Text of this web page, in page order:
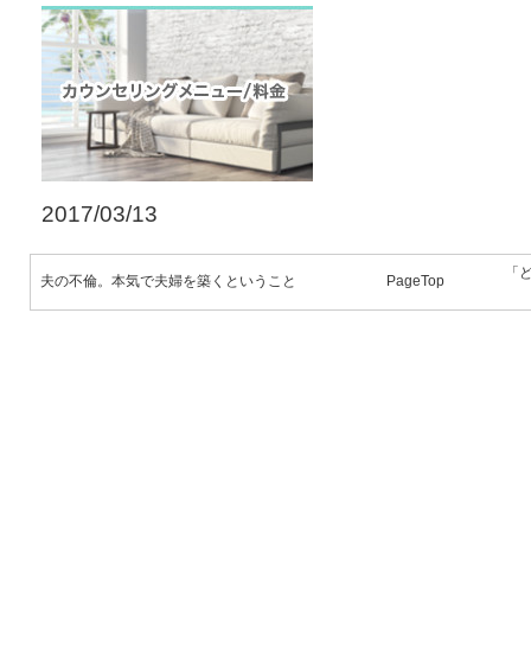
2017/03/13
夫の不倫。本気で夫婦を築くということ PageTop 「